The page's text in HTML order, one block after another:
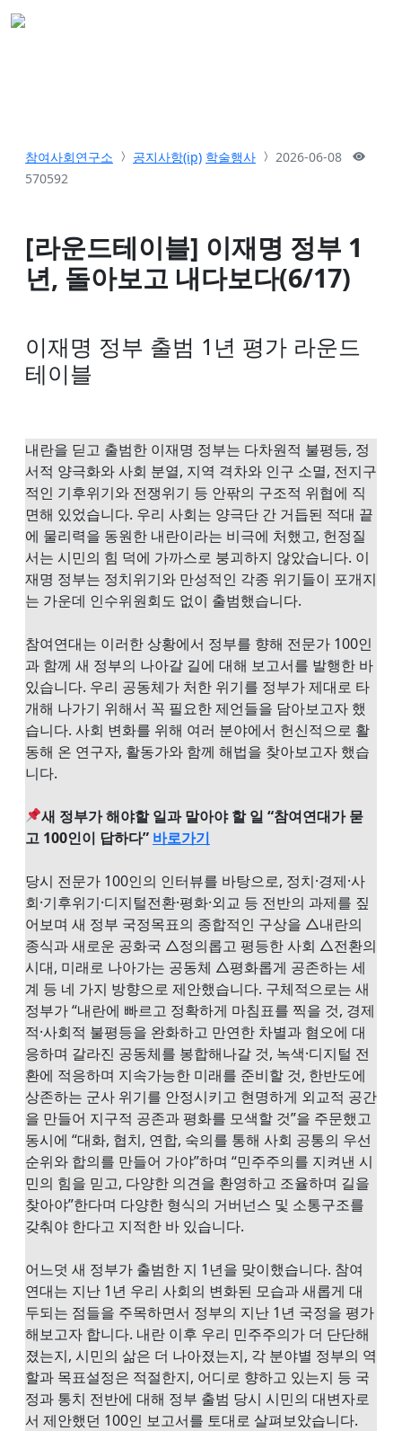
참여사회연구소 공지사항(ip) 학술행사
2026-06-08
570592
[라운드테이블] 이재명 정부 1
년, 돌아보고 내다보다(6/17)
이재명 정부 출범 1년 평가 라운드
테이블
내란을 딛고 출범한 이재명 정부는 다차원적 불평등, 정
서적 양극화와 사회 분열, 지역 격차와 인구 소멸, 전지구
적인 기후위기와 전쟁위기 등 안팎의 구조적 위협에 직
면해 있었습니다. 우리 사회는 양극단 간 거듭된 적대 끝
에 물리력을 동원한 내란이라는 비극에 처했고, 헌정질
서는 시민의 힘 덕에 가까스로 붕괴하지 않았습니다. 이
재명 정부는 정치위기와 만성적인 각종 위기들이 포개지
는 가운데 인수위원회도 없이 출범했습니다.
참여연대는 이러한 상황에서 정부를 향해 전문가 100인
과 함께 새 정부의 나아갈 길에 대해 보고서를 발행한 바
있습니다. 우리 공동체가 처한 위기를 정부가 제대로 타
개해 나가기 위해서 꼭 필요한 제언들을 담아보고자 했
습니다. 사회 변화를 위해 여러 분야에서 헌신적으로 활
동해 온 연구자, 활동가와 함께 해법을 찾아보고자 했습
니다.
새 정부가 해야할 일과 말아야 할 일 “참여연대가 묻
고 100인이 답하다” 바로가기
당시 전문가 100인의 인터뷰를 바탕으로, 정치·경제·사
회·기후위기·디지털전환·평화·외교 등 전반의 과제를 짚
어보며 새 정부 국정목표의 종합적인 구상을 △내란의
종식과 새로운 공화국 △정의롭고 평등한 사회 △전환의
시대, 미래로 나아가는 공동체 △평화롭게 공존하는 세
계 등 네 가지 방향으로 제안했습니다. 구체적으로는 새
정부가 “내란에 빠르고 정확하게 마침표를 찍을 것, 경제
적·사회적 불평등을 완화하고 만연한 차별과 혐오에 대
응하며 갈라진 공동체를 봉합해나갈 것, 녹색·디지털 전
환에 적응하며 지속가능한 미래를 준비할 것, 한반도에
상존하는 군사 위기를 안정시키고 현명하게 외교적 공간
을 만들어 지구적 공존과 평화를 모색할 것”을 주문했고
동시에 “대화, 협치, 연합, 숙의를 통해 사회 공통의 우선
순위와 합의를 만들어 가야”하며 “민주주의를 지켜낸 시
민의 힘을 믿고, 다양한 의견을 환영하고 조율하며 길을
찾아야”한다며 다양한 형식의 거버넌스 및 소통구조를
갖춰야 한다고 지적한 바 있습니다.
어느덧 새 정부가 출범한 지 1년을 맞이했습니다. 참여
연대는 지난 1년 우리 사회의 변화된 모습과 새롭게 대
두되는 점들을 주목하면서 정부의 지난 1년 국정을 평가
해보고자 합니다. 내란 이후 우리 민주주의가 더 단단해
졌는지, 시민의 삶은 더 나아졌는지, 각 분야별 정부의 역
할과 목표설정은 적절한지, 어디로 향하고 있는지 등 국
정과 통치 전반에 대해 정부 출범 당시 시민의 대변자로
서 제안했던 100인 보고서를 토대로 살펴보았습니다.